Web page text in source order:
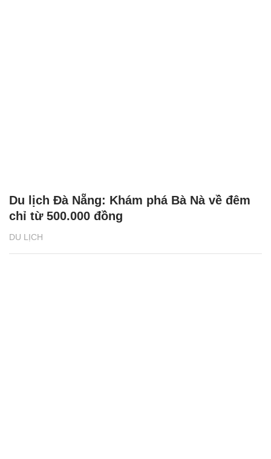
DU LỊCH
Du lịch Đà Nẵng: Khám phá Bà Nà về đêm
chỉ từ 500.000 đồng